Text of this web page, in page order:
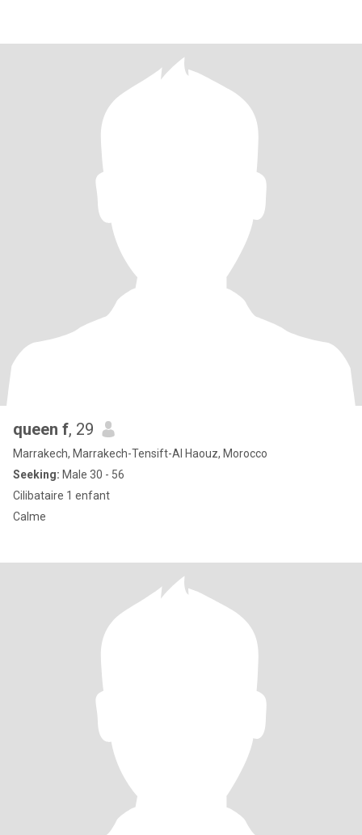
queen f, 29
Marrakech, Marrakech-Tensift-Al Haouz, Morocco
Seeking: Male 30 - 56
Cilibataire 1 enfant
Calme